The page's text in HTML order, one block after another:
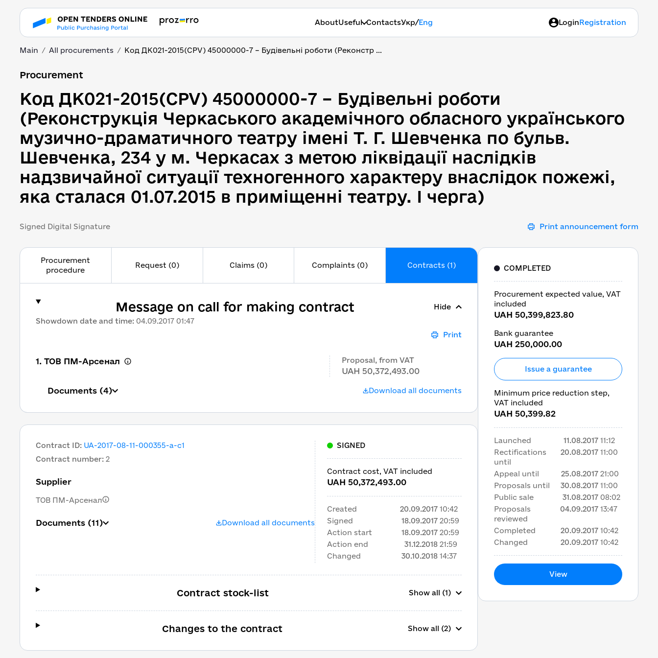
AboutUseful ContactsУкр/Eng LoginRegistration
Main All procurements Код ДК021-2015(CPV) 45000000-7 – Будівельні роботи (Реконстр ...
Код ДК021-2015(CPV) 45000000-7 – Будівельні роботи
Procurement
Код ДК021-2015(CPV) 45000000-7 – Будівельні роботи
(Реконструкція Черкаського академічного обласного українського
музично-драматичного театру імені Т. Г. Шевченка по бульв.
Шевченка, 234 у м. Черкасах з метою ліквідації наслідків
надзвичайної ситуації техногенного характеру внаслідок пожежі,
яка сталася 01.07.2015 в приміщенні театру. І черга)
Signed Digital Signature Print announcement form
Procurement
procedure
Request (0) Claims (0) Complaints (0) Contracts (1)
Message on call for making contract
Hide
Showdown date and time: 04.09.2017 01:47
Print
1. ТОВ ПМ-Арсенал Proposal, from VAT
UAH 50,372,493.00
Documents (4) Download all documents
Contract ID: UA-2017-08-11-000355-a-c1
Contract number: 2
Supplier
ТОВ ПМ-Арсенал
Documents (11) Download all documents
SIGNED
Contract cost, VAT included
UAH 50,372,493.00
Created 20.09.2017 10:42
Signed
18.09.2017 20:59
Action start
18.09.2017 20:59
Action end
31.12.2018 21:59
Changed
30.10.2018 14:37
Contract stock-list Show all (1)
Changes to the contract Show all (2)
COMPLETED
Procurement expected value, VAT
included
UAH 50,399,823.80
Bank guarantee
UAH 250,000.00
Issue a guarantee
Minimum price reduction step,
VAT included
UAH 50,399.82
Launched 11.08.2017 11:12
Rectifications
until
20.08.2017 11:00
Appeal until 25.08.2017 21:00
Proposals until
30.08.2017 11:00
Public sale
31.08.2017 08:02
Proposals
reviewed
04.09.2017 13:47
Completed 20.09.2017 10:42
Changed
20.09.2017 10:42
View